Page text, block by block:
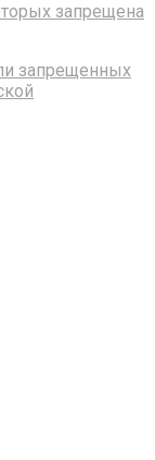
запрещена
запрещенных